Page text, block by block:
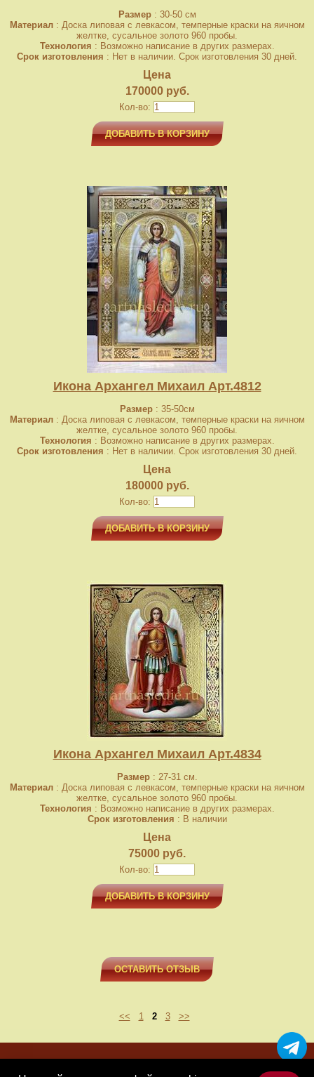
Размер: 30-50 см
Материал: Доска липовая с левкасом, темперные краски на яичном
желтке, сусальное золото 960 пробы.
Технология : Возможно написание в других размерах.
Срок изготовления : Нет в наличии. Срок изготовления 30 дней.
Цена
170000 руб.
Кол-во:
ДОБАВИТЬ В КОРЗИНУ
Икона Архангел Михаил Арт.4812
Размер: 35-50см
Материал: Доска липовая с левкасом, темперные краски на яичном
желтке, сусальное золото 960 пробы.
Технология : Возможно написание в других размерах.
Срок изготовления : Нет в наличии. Срок изготовления 30 дней.
Цена
180000 руб.
Кол-во:
ДОБАВИТЬ В КОРЗИНУ
Икона Архангел Михаил Арт.4834
Размер: 27-31 см.
Материал: Доска липовая с левкасом, темперные краски на яичном
желтке, сусальное золото 960 пробы.
Технология : Возможно написание в других размерах.
Срок изготовления : В наличии
Цена
75000 руб.
Кол-во:
ДОБАВИТЬ В КОРЗИНУ
ОСТАВИТЬ ОТЗЫВ
<< 1 2 3 >>